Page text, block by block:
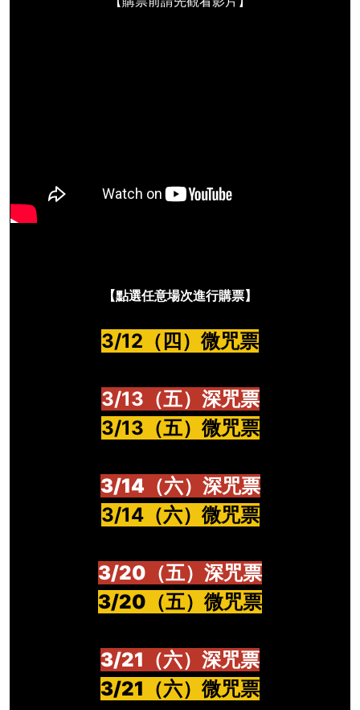
【點選任意場次進行購票】
3/12（四）微咒票
3/13（五）深咒票
3/13（五）微咒票
3/14（六）深咒票
3/14（六）微咒票
3/20（五）深咒票
3/20（五）微咒票
3/21（六）深咒票
3/21（六）微咒票